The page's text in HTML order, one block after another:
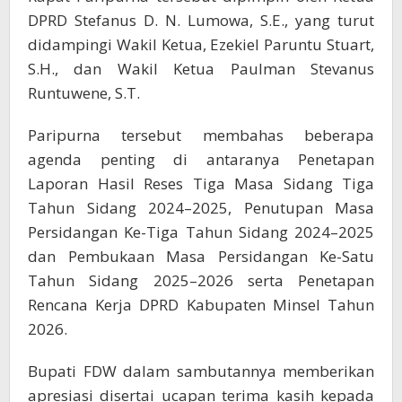
DPRD Stefanus D. N. Lumowa, S.E., yang turut
didampingi Wakil Ketua, Ezekiel Paruntu Stuart,
S.H., dan Wakil Ketua Paulman Stevanus
Runtuwene, S.T.
Paripurna tersebut membahas beberapa
agenda penting di antaranya Penetapan
Laporan Hasil Reses Tiga Masa Sidang Tiga
Tahun Sidang 2024–2025, Penutupan Masa
Persidangan Ke-Tiga Tahun Sidang 2024–2025
dan Pembukaan Masa Persidangan Ke-Satu
Tahun Sidang 2025–2026 serta Penetapan
Rencana Kerja DPRD Kabupaten Minsel Tahun
2026.
Bupati FDW dalam sambutannya memberikan
apresiasi disertai ucapan terima kasih kepada